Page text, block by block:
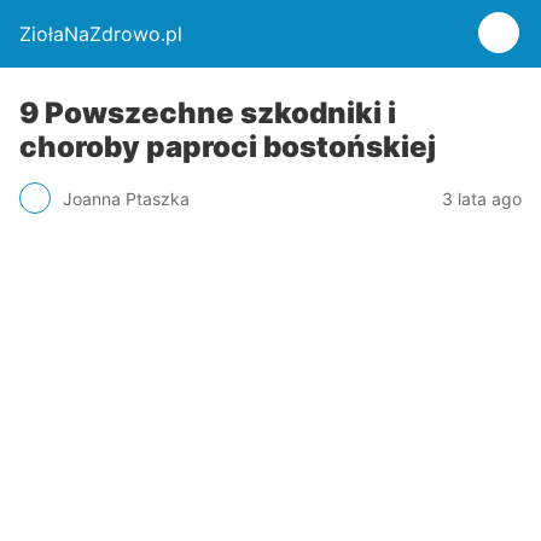
ZiołaNaZdrowo.pl
9 Powszechne szkodniki i
choroby paproci bostońskiej
Joanna Ptaszka 3 lata ago